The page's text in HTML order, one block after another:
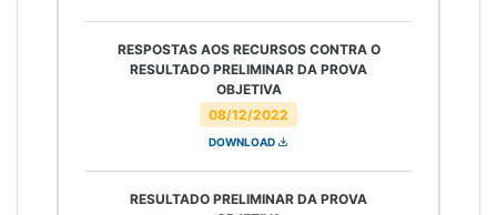
08/12/2022
RESPOSTAS AOS RECURSOS CONTRA O
RESULTADO PRELIMINAR DA PROVA
OBJETIVA
DOWNLOAD
RESULTADO PRELIMINAR DA PROVA